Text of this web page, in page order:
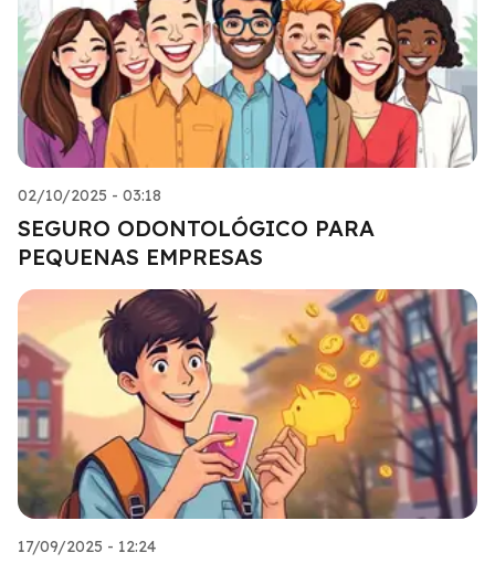
02/10/2025 - 03:18
SEGURO ODONTOLÓGICO PARA
PEQUENAS EMPRESAS
17/09/2025 - 12:24